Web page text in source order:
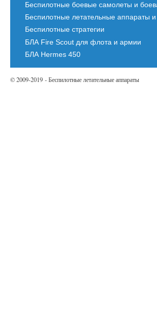
Беспилотные боевые самолеты и
Беспилотные летательные аппараты и
Беспилотные стратегии
БЛА Fire Scout для флота и армии
БЛА Hermes 450
© 2009-2019 - Беспилотные летательные аппараты